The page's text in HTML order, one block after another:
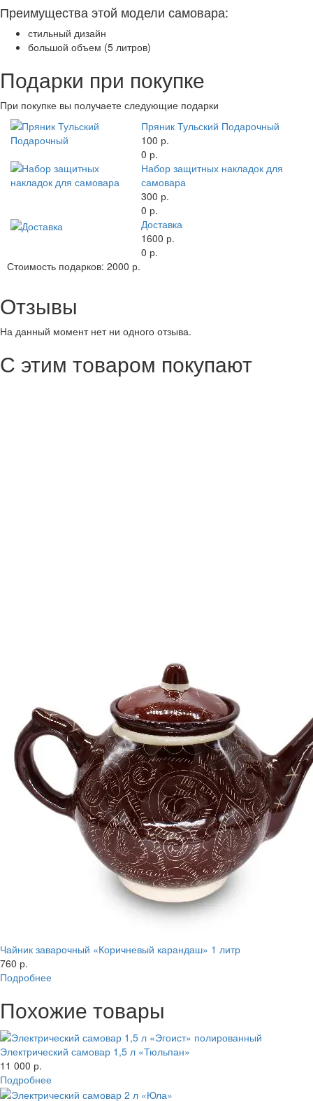
Преимущества этой модели самовара:
стильный дизайн
большой объем (5 литров)
Подарки при покупке
При покупке вы получаете следующие подарки
Пряник Тульский Подарочный
100 р.
0 р.
Набор защитных накладок для
самовара
300 р.
0 р.
Доставка
1600 р.
0 р.
Стоимость подарков: 2000 р.
Отзывы
На данный момент нет ни одного отзыва.
С этим товаром покупают
Чайник заварочный «Коричневый карандаш» 1 литр
760 р.
Подробнее
Похожие товары
Электрический самовар 1,5 л «Тюльпан»
11 000 р.
Подробнее